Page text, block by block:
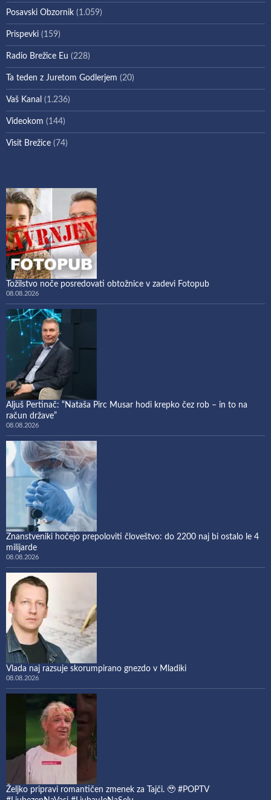
Posavski Obzornik (1.059)
Prispevki (159)
Radio Brežice Eu (228)
Ta teden z Juretom Godlerjem (20)
Vaš Kanal (1.236)
Videokom (144)
Visit Brežice (74)
Tožilstvo noče posredovati obtožnice v zadevi Fotopub
08.08.2026
Aljuš Pertinač: “Nataša Pirc Musar hodi krepko čez rob – in to na
račun države”
08.08.2026
Znanstveniki hočejo prepoloviti človeštvo: do 2200 naj bi ostalo le 4
milijarde
08.08.2026
Vlada naj razsuje skorumpirano gnezdo v Mladiki
08.08.2026
Željko pripravi romantičen zmenek za Tajči. 🥹 #POPTV